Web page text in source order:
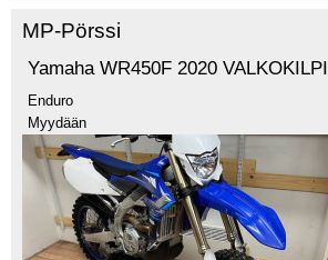
MP-Pörssi
Yamaha WR450F 2020 VALKOKILPI
Enduro
Myydään